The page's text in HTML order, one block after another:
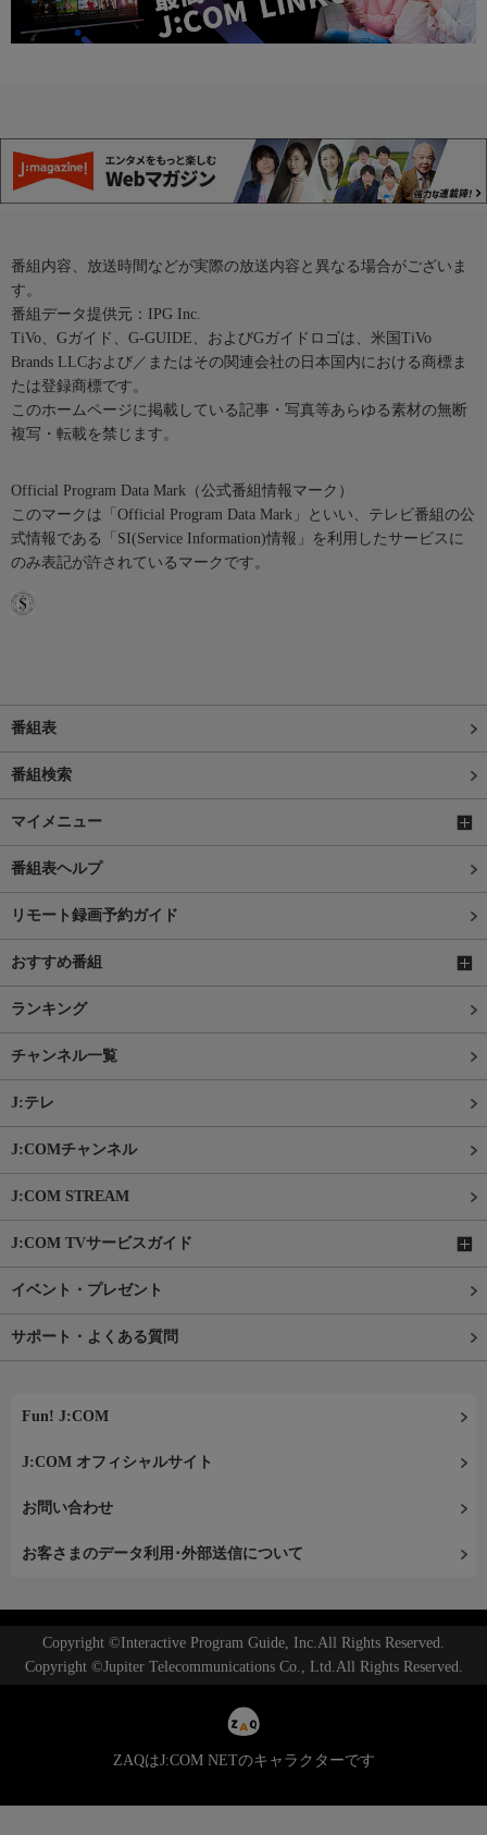
番組内容、放送時間などが実際の放送内容と異なる場合がございま
す。
番組データ提供元：IPG Inc.
TiVo、Gガイド、G-GUIDE、およびGガイドロゴは、米国TiVo
Brands LLCおよび／またはその関連会社の日本国内における商標ま
たは登録商標です。
このホームページに掲載している記事・写真等あらゆる素材の無断
複写・転載を禁じます。
Official Program Data Mark（公式番組情報マーク）
このマークは「Official Program Data Mark」といい、テレビ番組の公
式情報である「SI(Service Information)情報」を利用したサービスに
のみ表記が許されているマークです。
番組表
番組検索
マイメニュー
番組表ヘルプ
リモート録画予約ガイド
おすすめ番組
ランキング
チャンネル一覧
J:テレ
J:COMチャンネル
J:COM STREAM
J:COM TVサービスガイド
イベント・プレゼント
サポート・よくある質問
Fun! J:COM
J:COM オフィシャルサイト
お問い合わせ
お客さまのデータ利用･外部送信について
Copyright ©Interactive Program Guide, Inc.All Rights Reserved.
Copyright ©Jupiter Telecommunications Co., Ltd.All Rights Reserved.
ZAQはJ:COM NETのキャラクターです